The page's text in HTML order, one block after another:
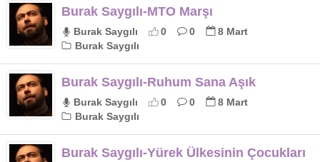
Burak Saygılı-MTO Marşı
Burak Saygılı 0 0
8 Mart
Burak Saygılı
Burak Saygılı-Ruhum Sana Aşık
Burak Saygılı 0 0
8 Mart
Burak Saygılı
Burak Saygılı-Yürek Ülkesinin Çocukları